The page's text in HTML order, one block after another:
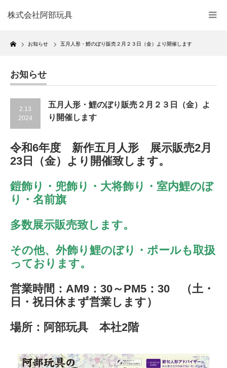
株式会社阿部玩具
Home
お知らせ 五月人形・鯉のぼり販売２月２３日（金）より開催します
お知らせ
2.13
2024
五月人形・鯉のぼり販売２月２３日（金）よ
り開催します
令和6年度 新作五月人形 展示販売2月
23日（金）より開催致します。
鎧飾り・兜飾り・大将飾り・室内鯉のぼ
り・名前旗
多数展示販売致します。
その他、外飾り鯉のぼり・ポールも取扱
っております。
営業時間：AM9：30～PM5：30 （土・
日・祝日休まず営業します）
場所：阿部玩具 本社2階